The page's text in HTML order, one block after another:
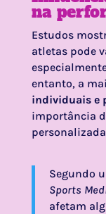
na
Estudos
atletas pode
entanto, a
individuais e
importância
Segundo
Sports
afetam